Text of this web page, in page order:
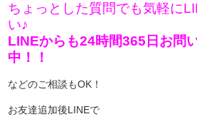
ちょっとした質問でも気軽に
い♪
LINEからも24時間365日お問
中！！
などのご相談もOK！
お友達追加後LINEで